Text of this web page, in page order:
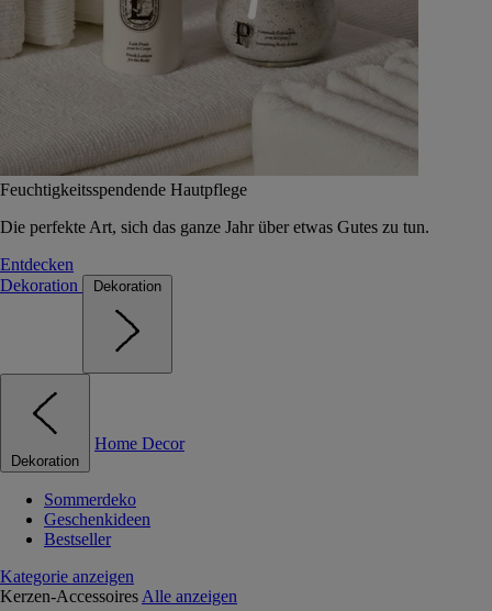
Feuchtigkeitsspendende Hautpflege
Die perfekte Art, sich das ganze Jahr über etwas Gutes zu tun.
Entdecken
Dekoration
Dekoration
Dekoration
Home Decor
Sommerdeko
Geschenkideen
Bestseller
Kategorie anzeigen
Kerzen-Accessoires Alle anzeigen